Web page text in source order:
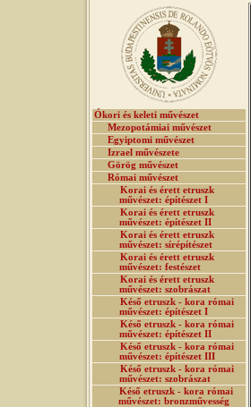
Ókori és keleti művészet
Mezopotámiai művészet
Egyiptomi művészet
Izrael művészete
Görög művészet
Római művészet
Korai és érett etruszk
művészet: építészet I
Korai és érett etruszk
művészet: építészet II
Korai és érett etruszk
művészet: sírépítészet
Korai és érett etruszk
művészet: festészet
Korai és érett etruszk
művészet: szobrászat
Késő etruszk - kora római
művészet: építészet I
Késő etruszk - kora római
művészet: építészet II
Késő etruszk - kora római
művészet: építészet III
Késő etruszk - kora római
művészet: szobrászat
Késő etruszk - kora római
művészet: bronzművesség